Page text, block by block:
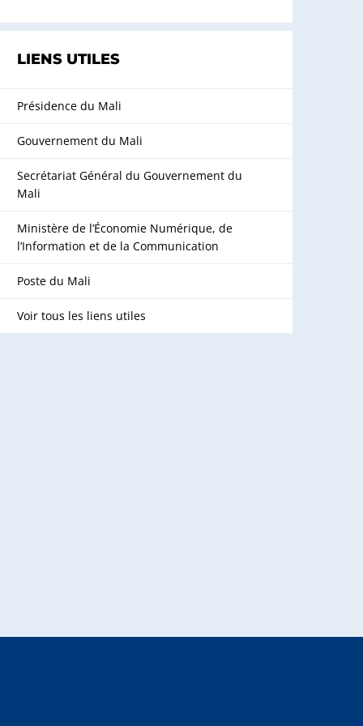
LIENS UTILES
Présidence du Mali
Gouvernement du Mali
Secrétariat Général du Gouvernement du
Mali
Ministère de l’Économie Numérique, de
l’Information et de la Communication
Poste du Mali
Voir tous les liens utiles